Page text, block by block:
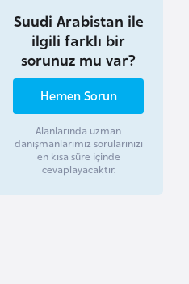
Suudi Arabistan ile
ilgili farklı bir
sorunuz mu var?
Hemen Sorun
Alanlarında uzman
danışmanlarımız sorularınızı
en kısa süre içinde
cevaplayacaktır.